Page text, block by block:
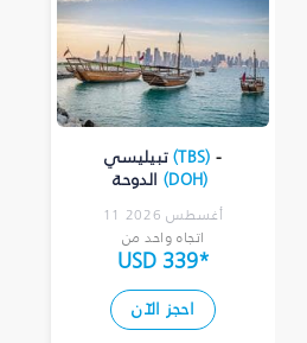
تبيليسي (TBS) -
الدوحة (DOH)
11 أغسطس 2026
اتجاه واحد من
USD 339*
احجز الآن